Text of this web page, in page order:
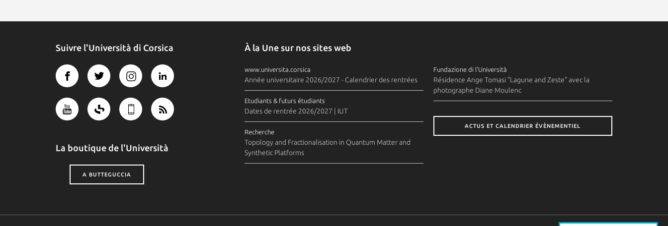
Suivre l'Università di Corsica
La boutique de l'Università
A BUTTEGUCCIA
À la Une sur nos sites web
www.universita.corsica
Année universitaire 2026/2027 - Calendrier des rentrées
Etudiants & futurs étudiants
Dates de rentrée 2026/2027 | IUT
Recherche
Topology and Fractionalisation in Quantum Matter and
Synthetic Platforms
Fundazione di l'Università
Résidence Ange Tomasi "Lagune and Zeste" avec la
photographe Diane Moulenc
ACTUS ET CALENDRIER ÉVÈNEMENTIEL